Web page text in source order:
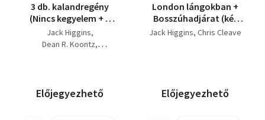
3 db. kalandregény
(Nincs kegyelem + A
szív sötét folyói +
Veszélyes gazdagság)
Jack Higgins
Dean R. Koontz
Előjegyezhető
London lángokban +
Bosszúhadjárat (két
mű)
Jack Higgins Chris Cleave
Előjegyezhető